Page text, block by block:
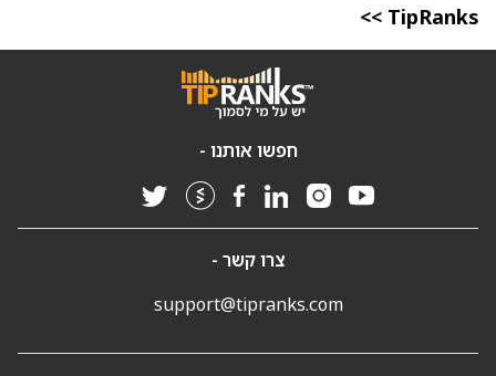
TipRanks >>
חפשו אותנו -
צרו קשר -
support@tipranks.com